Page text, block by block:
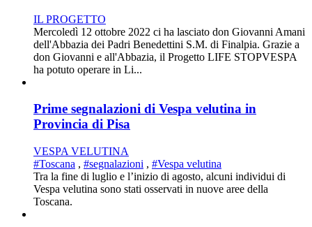
IL PROGETTO
Mercoledì 12 ottobre 2022 ci ha lasciato don Giovanni Amani
dell'Abbazia dei Padri Benedettini S.M. di Finalpia. Grazie a
don Giovanni e all'Abbazia, il Progetto LIFE STOPVESPA
ha potuto operare in Li...
Prime segnalazioni di Vespa velutina in
Provincia di Pisa
VESPA VELUTINA
#Toscana , #segnalazioni , #Vespa velutina
Tra la fine di luglio e l’inizio di agosto, alcuni individui di
Vespa velutina sono stati osservati in nuove aree della
Toscana.